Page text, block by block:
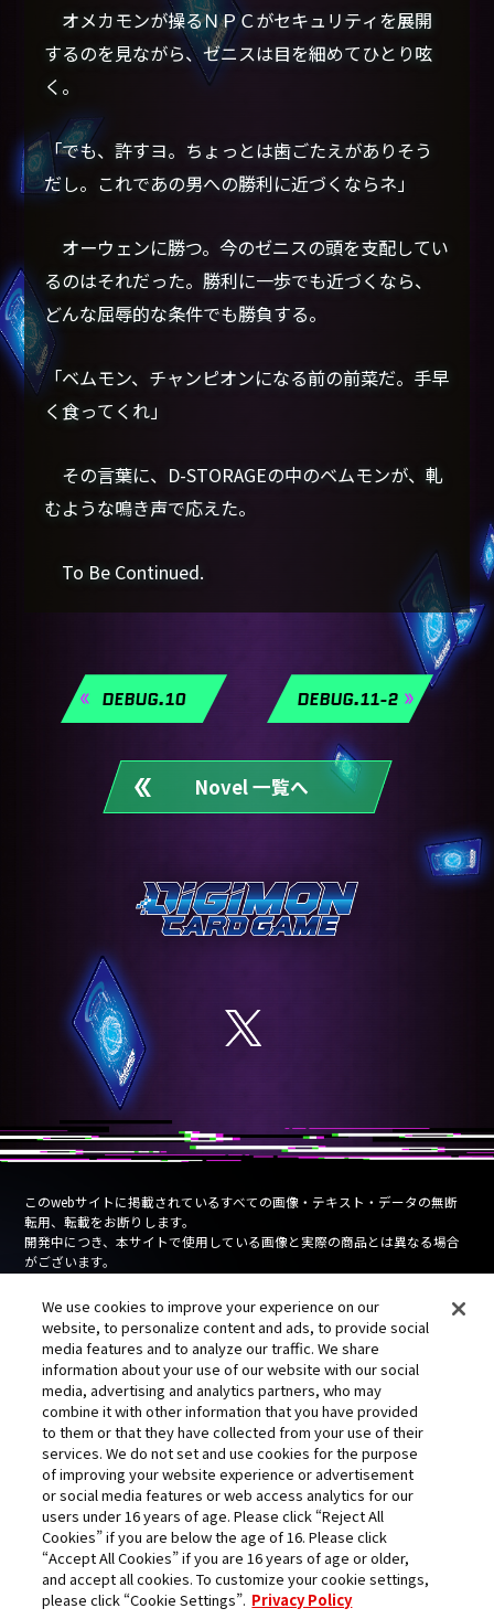
オメカモンが操るＮＰＣがセキュリティを展開
するのを見ながら、ゼニスは目を細めてひとり呟
く。
「でも、許すヨ。ちょっとは歯ごたえがありそう
だし。これであの男への勝利に近づくならネ」
オーウェンに勝つ。今のゼニスの頭を支配してい
るのはそれだった。勝利に一歩でも近づくなら、
どんな屈辱的な条件でも勝負する。
「ベムモン、チャンピオンになる前の前菜だ。手早
く食ってくれ」
その言葉に、D-STORAGEの中のベムモンが、軋
むような鳴き声で応えた。
To Be Continued.
DEBUG.10 DEBUG.11-2
Novel 一覧へ
このwebサイトに掲載されているすべての画像・テキスト・データの無断
転用、転載をお断りします。
開発中につき、本サイトで使用している画像と実際の商品とは異なる場合
がございます。
on this website is prohibited.
Products are under development and the images on this website may differ
from the actual product.
Cookies Settings プライバシーポリシー
©本郷あきよし・フジテレビ・東映アニメーション
We use cookies to improve your experience on our
website, to personalize content and ads, to provide social
media features and to analyze our traffic. We share
information about your use of our website with our social
media, advertising and analytics partners, who may
combine it with other information that you have provided
to them or that they have collected from your use of their
services. We do not set and use cookies for the purpose
of improving your website experience or advertisement
or social media features or web access analytics for our
users under 16 years of age. Please click “Reject All
Cookies” if you are below the age of 16. Please click
“Accept All Cookies” if you are 16 years of age or older,
and accept all cookies. To customize your cookie settings,
please click “Cookie Settings”. Privacy Policy